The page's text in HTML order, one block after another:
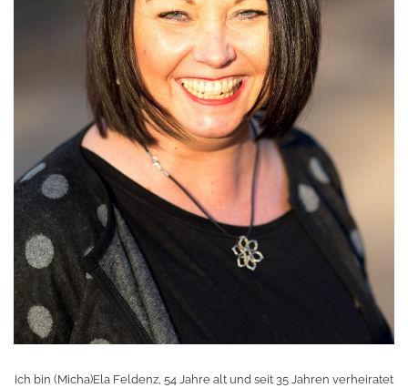
Ich bin (Micha)Ela Feldenz, 54 Jahre alt und seit 35 Jahren verheiratet